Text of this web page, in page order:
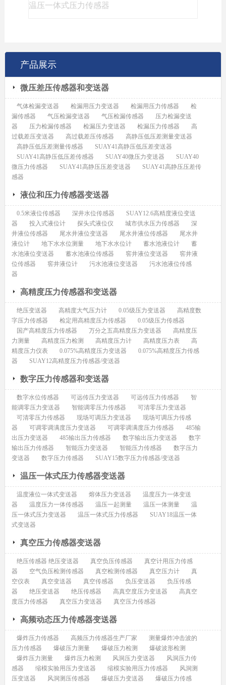
温压一体式压力传感器
产品展示
微压差压传感器和变送器
气体检漏变送器 检漏用压力变送器 检漏用压力传感器
检
漏传感器
气压检漏变送器 气压检漏传感器
压力检漏变送
器
压力检漏传感器 检漏压力变送器 检漏压力传感器
高
过载差压变送器
高过载差压传感器
高静压低压差测量变送器
高静压低压差测量传感器
SUAY41高静压低压差变送器
SUAY41高静压低压差传感器
SUAY40微压力变送器
SUAY40
微压力传感器
SUAY41高静压压差变送器
SUAY41高静压压差传
感器
液位和压力传感器变送器
0.5米液位传感器 深井水位传感器
SUAY12.6高精度液位变送
器
投入式液位计 探头式液位仪 城市供水压力传感器
深
井液位传感器
尾水井液位变送器 尾水井液位传感器
尾水井
液位计
地下水水位测量 地下水水位计 蓄水池液位计
蓄
水池液位变送器
蓄水池液位传感器 窖井液位变送器
窖井液
位传感器
窖井液位计 污水池液位变送器
污水池液位传感
器
高精度压力传感器和变送器
绝压变送器 高精度大气压力计 0.05级压力变送器
高精度数
字压力传感器
检定用高精度压力传感器
0.05级压力传感器
国产高精度压力传感器
万分之五高精度压力变送器
高精度压
力测量
高精度压力检测 高精度压力计 高精度压力表
高
精度压力仪表
0.075%高精度压力变送器
0.075%高精度压力传感
器
SUAY12高精度压力传感器/变送器
数字压力传感器和变送器
数字水位传感器 可远传压力变送器 可远传压力传感器
智
能调零压力变送器
智能调零压力传感器
可清零压力变送器
可清零压力传感器
现场可调压力变送器
现场可调压力传感
器
可调零调满度压力变送器 可调零调满度压力传感器
485输
出压力变送器
485输出压力传感器 数字输出压力变送器
数字
输出压力传感器
智能压力变送器 智能压力传感器
数字压力
变送器
数字压力传感器 SUAY15数字压力传感器/变送器
温压一体式压力传感器变送器
温度液位一体式变送器 熔体压力变送器
温度压力一体变送
器
温度压力一体传感器 温压一起测量 温压一体测量
温
压一体式压力变送器
温压一体式压力传感器
SUAY18温压一体
式变送器
真空压力传感器变送器
绝压传感器 绝压变送器 真空负压传感器
真空计用压力传感
器
空气负压检测传感器 真空检测传感器 真空压力计
真
空仪表
真空变送器 真空传感器 负压变送器
负压传感
器
绝压变送器 绝压传感器 高真空度压力变送器
高真空
度压力传感器
真空压力变送器 真空压力传感器
高频动态压力传感器变送器
爆炸压力传感器 高频压力传感器生产厂家
测量爆炸冲击波的
压力传感器
爆破压力测量 爆破压力检测
爆破波形检测
爆炸压力测量
爆炸压力检测 风洞压力变送器
风洞压力传
感器
缩模实验用压力变送器 缩模实验用压力传感器
风洞测
压变送器
风洞测压传感器 爆破压力变送器
爆破压力传感